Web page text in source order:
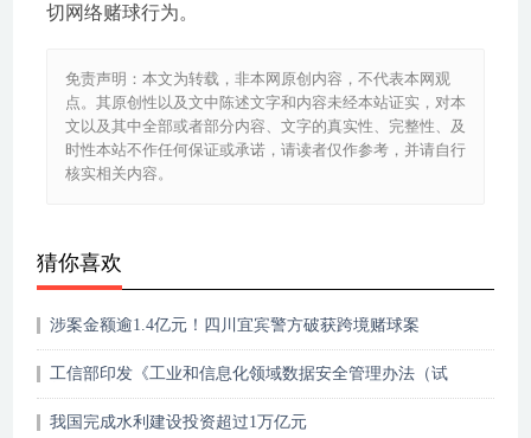
切网络赌球行为。
免责声明：本文为转载，非本网原创内容，不代表本网观
点。其原创性以及文中陈述文字和内容未经本站证实，对本
文以及其中全部或者部分内容、文字的真实性、完整性、及
时性本站不作任何保证或承诺，请读者仅作参考，并请自行
核实相关内容。
猜你喜欢
涉案金额逾1.4亿元！四川宜宾警方破获跨境赌球案
工信部印发《工业和信息化领域数据安全管理办法（试
我国完成水利建设投资超过1万亿元